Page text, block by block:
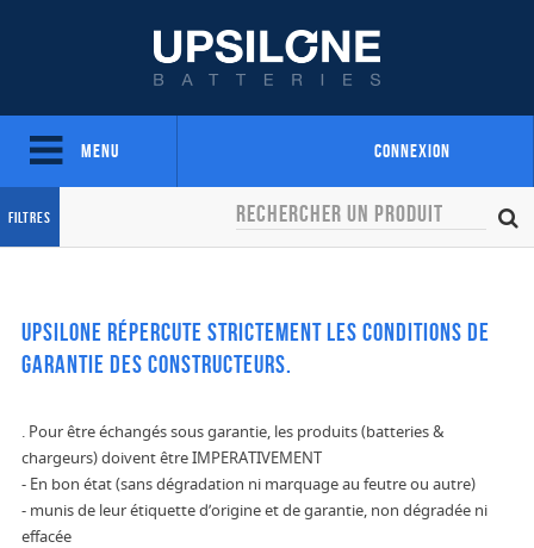
Menu Connexion
Filtres
UPSILONE répercute strictement les conditions de
garantie des constructeurs.
. Pour être échangés sous garantie, les produits (batteries &
chargeurs) doivent être IMPERATIVEMENT
- En bon état (sans dégradation ni marquage au feutre ou autre)
- munis de leur étiquette d’origine et de garantie, non dégradée ni
effacée